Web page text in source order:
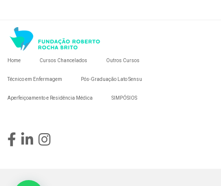
Home Cursos Chancelados Outros Cursos
Técnico em Enfermagem Pós-Graduação Lato Sensu
Aperfeiçoamento e Residência Médica SIMPÓSIOS